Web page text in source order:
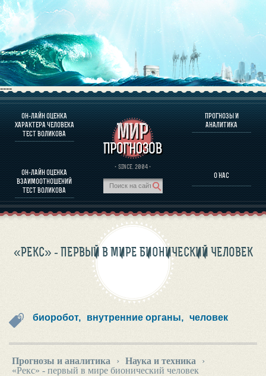
----
ОН-ЛАЙН ОЦЕНКА
ХАРАКТЕРА ЧЕЛОВЕКА
ТЕСТ ВОЛИКОВА
ОН-ЛАЙН ОЦЕНКА
ВЗАИМООТНОШЕНИЙ
ТЕСТ ВОЛИКОВА
· SINCE. 2004 ·
ПРОГНОЗЫ И
АНАЛИТИКА
О НАС
О ПРОГРАММЕ
ОЦЕНКА ХАРАКТЕРA ЧЕЛОВЕКА
ОЦЕНКА ХАРАКТЕРА ВЫДАЮЩИХСЯ ЛИЧНОСТЕЙ
О ПРОГРАММЕ
ПРОГНОЗЫ И АНАЛИТИКА
«РЕКС» - ПЕРВЫЙ В МИРЕ БИОНИЧЕСКИЙ ЧЕЛОВЕК
биоробот, внутренние органы, человек
Прогнозы и аналитика › Наука и техника
›
«Рекс» - первый в мире бионический человек